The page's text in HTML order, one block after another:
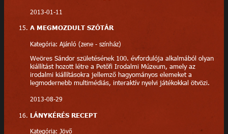
2013-01-11
A MEGMOZDULT SZÓTÁR
Kategória: Ajánló (zene - színház)
Weöres Sándor születésének 100. évfordulója alkalmából olyan
kiállítást hozott létre a Petőfi Irodalmi Múzeum, amely az
irodalmi kiállításokra jellemző hagyományos elemeket a
legmodernebb multimédiás, interaktív nyelvi játékokkal ötvözi.
2013-08-29
LÁNYKÉRÉS RECEPT
Kategória: Jövő